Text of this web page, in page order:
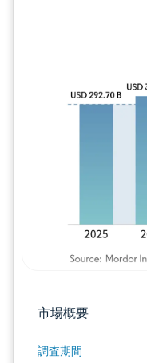
市場概要
調査期間